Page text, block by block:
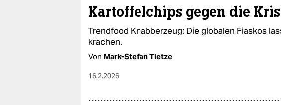
Kartoffelchips gegen die
Trendfood Knabberzeug: Die globalen Fiaskos
krachen.
Von Mark-Stefan Tietze
16.2.2026